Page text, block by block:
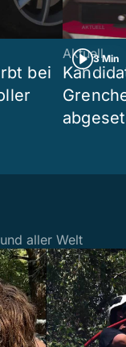
bei
3 Min
Aktuell
aller Welt